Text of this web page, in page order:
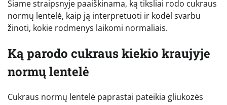
Šiame straipsnyje paaiškinama, ką tiksliai rodo cukraus
normų lentelė, kaip ją interpretuoti ir kodėl svarbu
žinoti, kokie rodmenys laikomi normaliais.
Ką parodo cukraus kiekio kraujyje
normų lentelė
Cukraus normų lentelė paprastai pateikia gliukozės